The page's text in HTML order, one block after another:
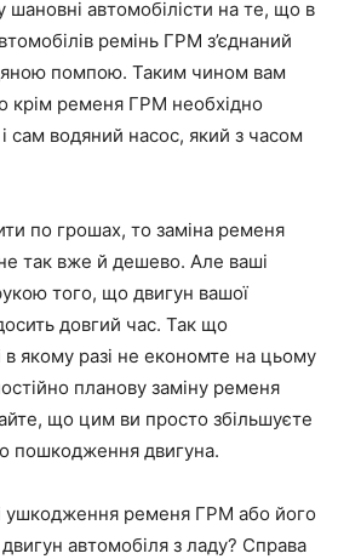
шановні автомобілісти на те, що в
ремінь ГРМ з’єднаний
помпою. Таким чином вам
крім ременя ГРМ необхідно
сам водяний насос, який з часом
по грошах, то заміна ременя
так вже й дешево. Але ваші
того, що двигун вашої
довгий час. Так що
в якому разі не економте на цьому
планову заміну ременя
що цим ви просто збільшуєте
пошкодження двигуна.
ушкодження ременя ГРМ або його
автомобіля з ладу? Справа